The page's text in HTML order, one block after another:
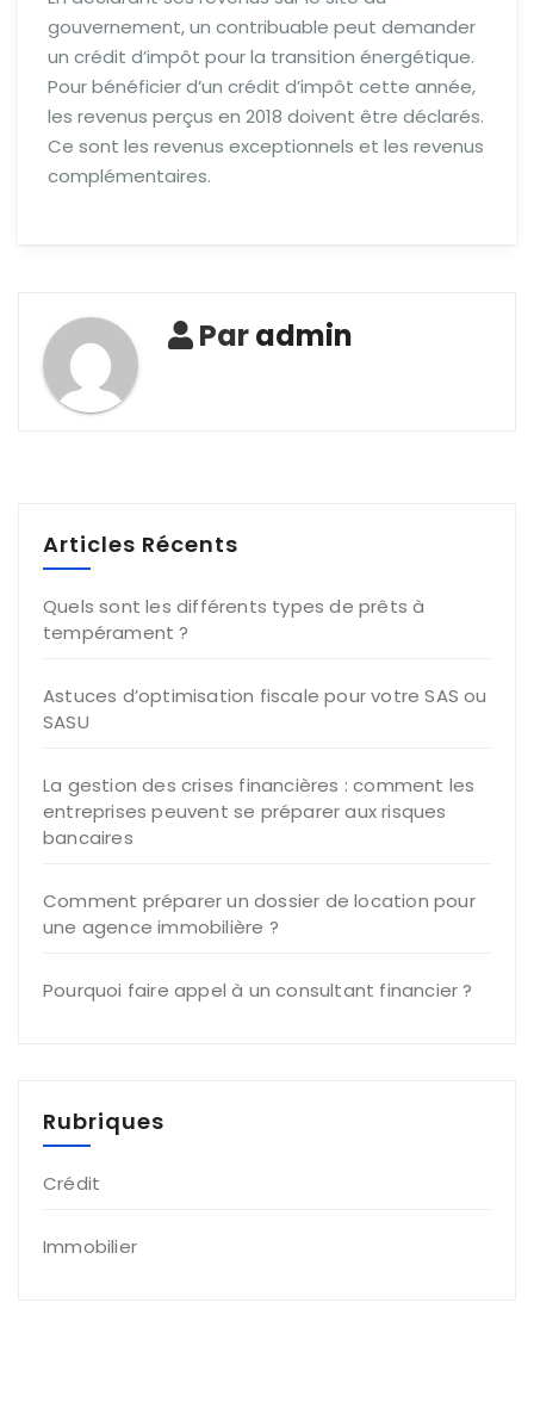
gouvernement, un contribuable peut demander
un crédit d’impôt pour la transition énergétique.
Pour bénéficier d’un crédit d’impôt cette année,
les revenus perçus en 2018 doivent être déclarés.
Ce sont les revenus exceptionnels et les revenus
complémentaires.
Paradmin
Articles Récents
Quels sont les différents types de prêts à
tempérament ?
Astuces d’optimisation fiscale pour votre SAS ou
SASU
La gestion des crises financières : comment les
entreprises peuvent se préparer aux risques
bancaires
Comment préparer un dossier de location pour
une agence immobilière ?
Pourquoi faire appel à un consultant financier ?
Rubriques
Crédit
Immobilier